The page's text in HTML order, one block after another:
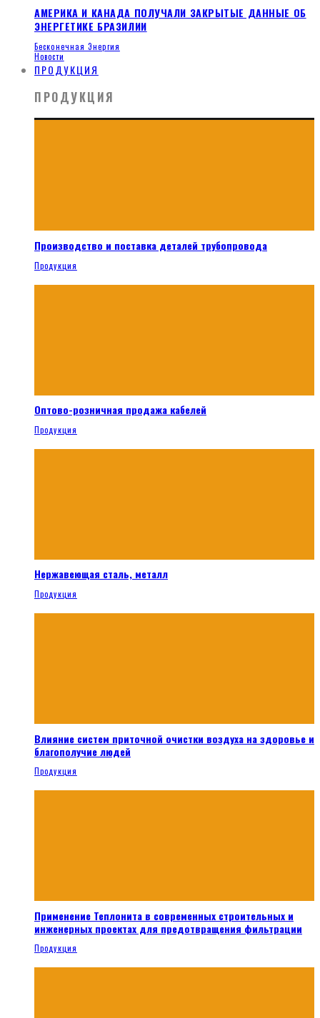
АМЕРИКА И КАНАДА ПОЛУЧАЛИ ЗАКРЫТЫЕ ДАННЫЕ ОБ
ЭНЕРГЕТИКЕ БРАЗИЛИИ
Бесконечная Энергия
Новости
ПРОДУКЦИЯ
ПРОДУКЦИЯ
Производство и поставка деталей трубопровода
Продукция
Оптово-розничная продажа кабелей
Продукция
Нержавеющая сталь, металл
Продукция
Влияние систем приточной очистки воздуха на здоровье и
благополучие людей
Продукция
Применение Теплонита в современных строительных и
инженерных проектах для предотвращения фильтрации
Продукция